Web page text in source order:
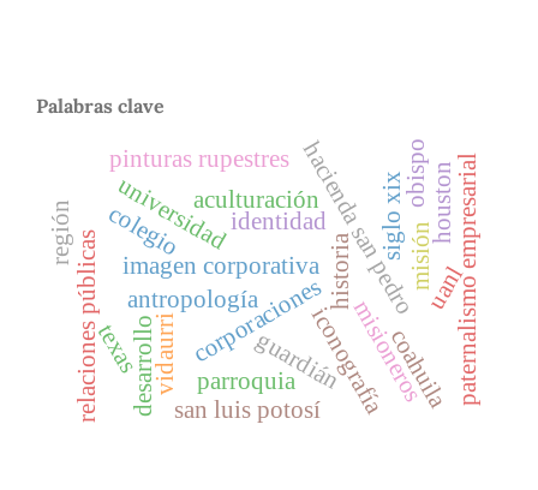
Palabras clave
hacienda san pedro
universidad
historia
imagen corporativa
relaciones públicas corporaciones
siglo xix
antropología
aculturación
iconografía
pinturas rupestres
misión
colegio
misioneros
obispo
guardián
parroquia
vidaurri coahuila
san luis potosí
paternalismo empresarial
uanl
desarrollo
identidad
región
texas
houston